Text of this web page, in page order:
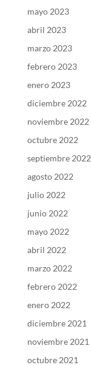
mayo 2023
abril 2023
marzo 2023
febrero 2023
enero 2023
diciembre 2022
noviembre 2022
octubre 2022
septiembre 2022
agosto 2022
julio 2022
junio 2022
mayo 2022
abril 2022
marzo 2022
febrero 2022
enero 2022
diciembre 2021
noviembre 2021
octubre 2021